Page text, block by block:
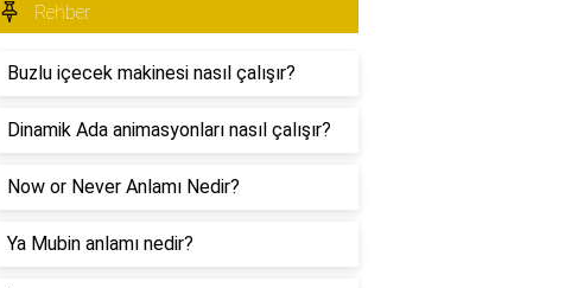
Rehber
Buzlu içecek makinesi nasıl çalışır?
Dinamik Ada animasyonları nasıl çalışır?
Now or Never Anlamı Nedir?
Ya Mubin anlamı nedir?